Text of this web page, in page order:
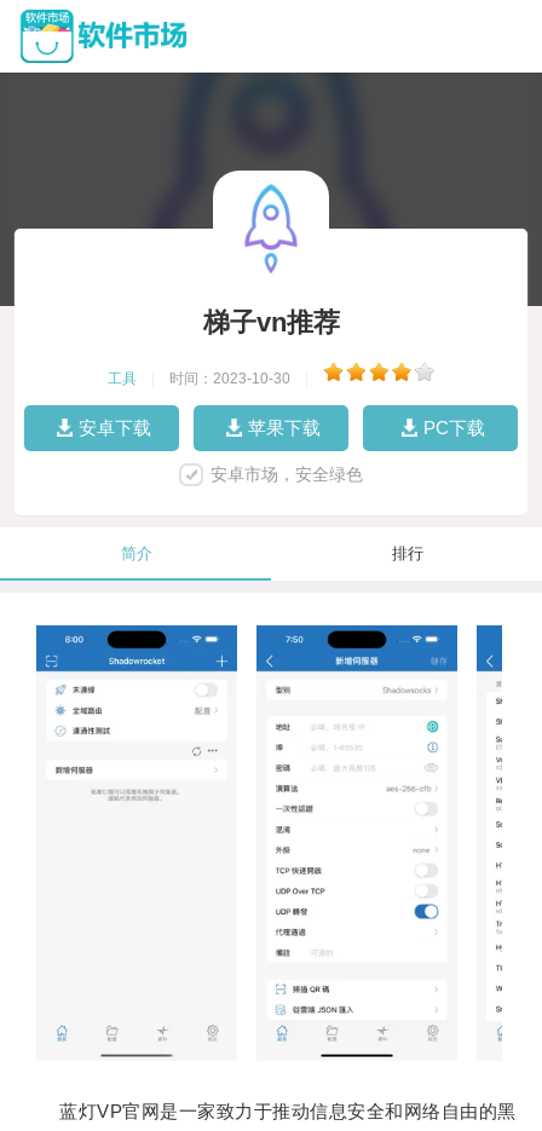
梯子vn推荐
工具 时间：2023-10-30
安卓下载 苹果下载 PC下载
安卓市场，安全绿色
简介 排行
蓝灯VP官网是一家致力于推动信息安全和网络自由的黑